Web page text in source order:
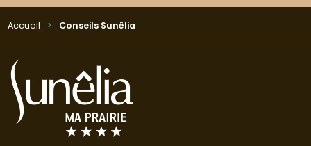
Accueil Conseils Sunêlia